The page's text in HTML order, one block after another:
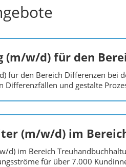
(m/w/d) für den
für den Bereich Differenzen bei
Differenzfällen und gestalte
(m/w/d) im
d) im Bereich
für über 7.000